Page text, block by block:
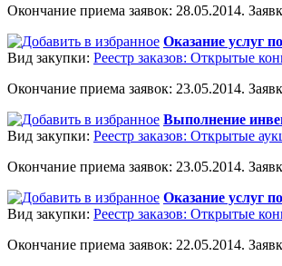
Окончание приема заявок: 28.05.2014.
Оказание услуг
Вид закупки: Реестр заказов: Открытые
Окончание приема заявок: 23.05.2014.
Выполнение
Вид закупки: Реестр заказов: Открытые
Окончание приема заявок: 23.05.2014.
Оказание услуг
Вид закупки: Реестр заказов: Открытые
Окончание приема заявок: 22.05.2014.